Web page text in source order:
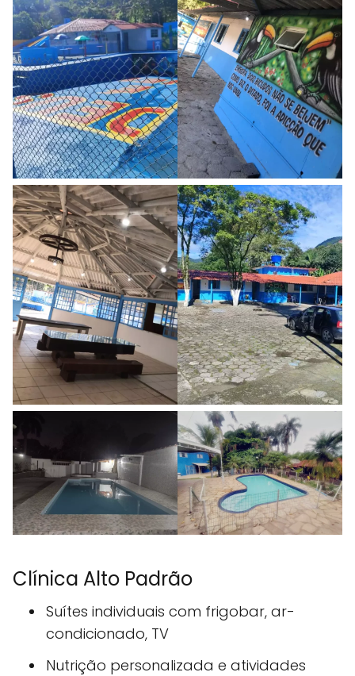
Clínica Alto Padrão
Suítes individuais com frigobar, ar-
condicionado, TV
Nutrição personalizada e atividades